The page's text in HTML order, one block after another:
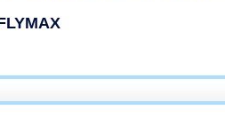
acrilico metallico vetro